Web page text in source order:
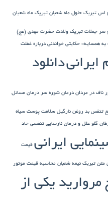
اس تبریک حلول ماه شعبان تبریک ماه شعبان
سر جملات تبریک ولادت حضرت مهدی (عج)
همسایه» حکایتی خواندنی درباره غفلت
ایرانیدانلود
ناف در مردان درمان شوره سر درمان مسائل
تنفس بد روغن نارگیل سلامت پوست سیاه
گلو علل و درمان نارسایی تنفسی حاد
ایرانی قیمت
متن تبریک نیمه شعبان محاسبه قیمت موتور
مروارید یکی از